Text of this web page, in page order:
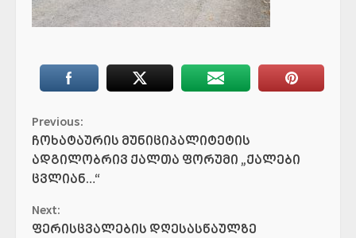
Continue
Reading
Previous:
ჩოხატაურის მუნიციპალიტეტის
ადგილობრივ ქალთა ფორუმი „ქალები
ცვლიან…“
Next:
ფერისცვალების დღესასწაულზე